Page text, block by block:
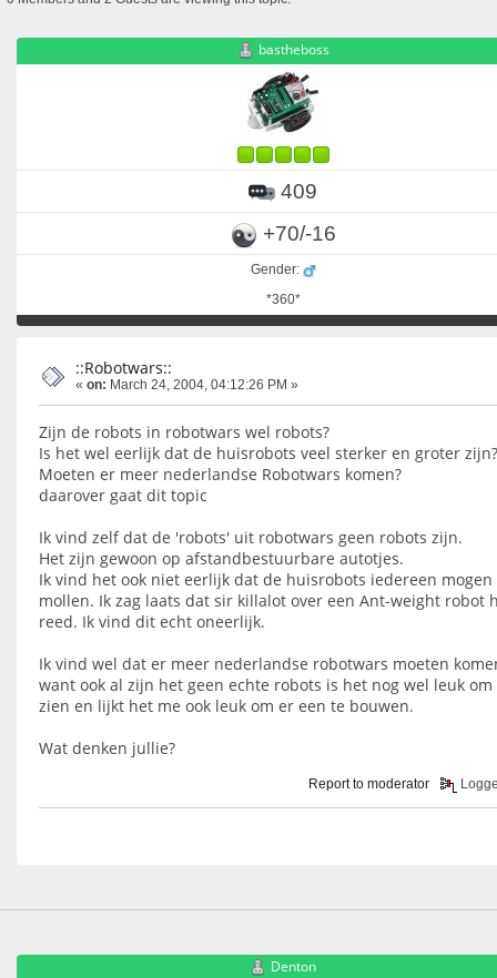
bastheboss
409
+70/-16
Gender:
*360*
::Robotwars::
« on: March 24, 2004, 04:12:26 PM »
Zijn de robots in robotwars wel robots?
Is het wel eerlijk dat de huisrobots veel sterker en groter zijn?
Moeten er meer nederlandse Robotwars komen?
daarover gaat dit topic
Ik vind zelf dat de 'robots' uit robotwars geen robots zijn.
Het zijn gewoon op afstandbestuurbare autotjes.
Ik vind het ook niet eerlijk dat de huisrobots iedereen mogen
mollen. Ik zag laats dat sir killalot over een Ant-weight robot
reed. Ik vind dit echt oneerlijk.
Ik vind wel dat er meer nederlandse robotwars moeten
want ook al zijn het geen echte robots is het nog wel leuk om
zien en lijkt het me ook leuk om er een te bouwen.
Wat denken jullie?
Report to moderator
Denton